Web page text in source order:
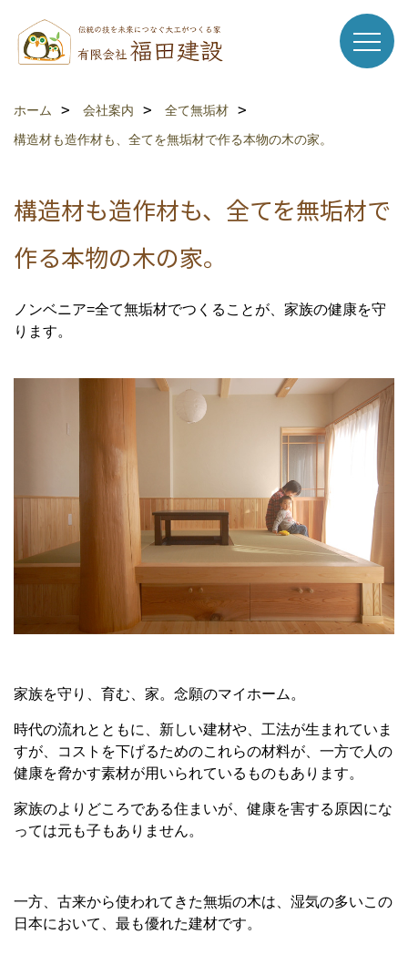
ホーム 会社案内
全て無垢材
構造材も造作材も、全てを無垢材で作る本物の木の家。
構造材も造作材も、全てを無垢材で
作る本物の木の家。
ノンベニア=全て無垢材でつくることが、家族の健康を守
ります。
家族を守り、育む、家。念願のマイホーム。
時代の流れとともに、新しい建材や、工法が生まれていま
すが、コストを下げるためのこれらの材料が、一方で人の
健康を脅かす素材が用いられているものもあります。
家族のよりどころである住まいが、健康を害する原因にな
っては元も子もありません。
一方、古来から使われてきた無垢の木は、湿気の多いこの
日本において、最も優れた建材です。